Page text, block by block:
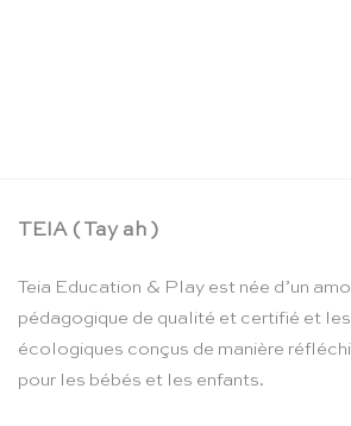
TEIA ( Tay ah )
Teia Education & Play est née d’un
pédagogique de qualité et certifié et
écologiques conçus de manière
pour les bébés et les enfants.